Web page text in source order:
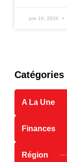
juin 16, 2026
Catégories
A La Une
Finances
Région